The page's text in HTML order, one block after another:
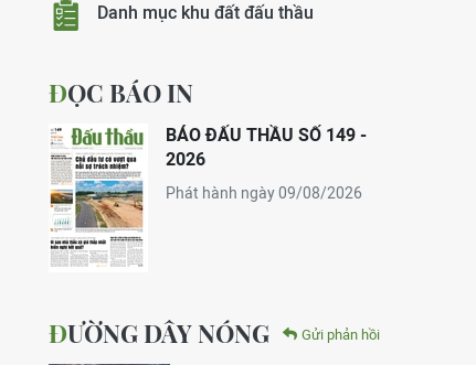
Danh mục khu đất đấu thầu
ĐỌC BÁO IN
BÁO ĐẤU THẦU SỐ 149 -
2026
Phát hành ngày 09/08/2026
ĐƯỜNG DÂY NÓNG Gửi phản hồi